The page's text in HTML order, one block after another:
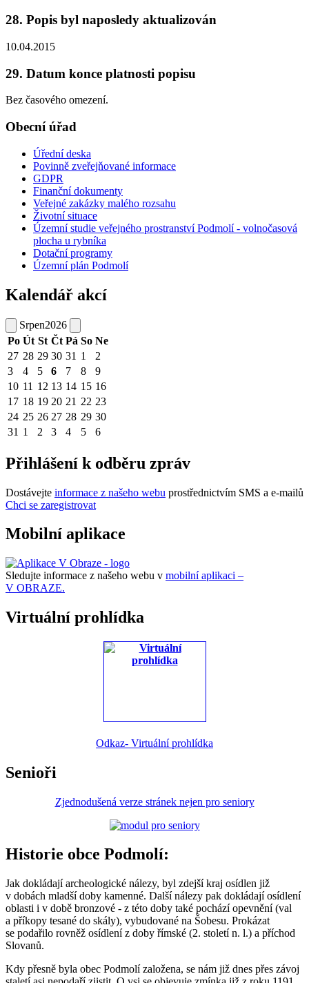
28. Popis byl naposledy aktualizován
10.04.2015
29. Datum konce platnosti popisu
Bez časového omezení.
Obecní úřad
Úřední deska
Povinně zveřejňované informace
GDPR
Finanční dokumenty
Veřejné zakázky malého rozsahu
Životní situace
Územní studie veřejného prostranství Podmolí - volnočasová
plocha u rybníka
Dotační programy
Územní plán Podmolí
Kalendář akcí
Srpen2026
Po Út St Čt Pá So Ne
27 28 29 30 31 1
2
3
4 5 6 7 8
9
10 11 12 13 14 15 16
17 18 19 20 21 22 23
24 25 26 27 28 29 30
31 1 2 3 4 5 6
Přihlášení k odběru zpráv
Dostávejte informace z našeho webu prostřednictvím SMS a e-mailů
Chci se zaregistrovat
Mobilní aplikace
Sledujte informace z našeho webu v mobilní aplikaci –
V OBRAZE.
Virtuální prohlídka
Odkaz- Virtuální prohlídka
Senioři
Zjednodušená verze stránek nejen pro seniory
Historie obce Podmolí:
Jak dokládají archeologické nálezy, byl zdejší kraj osídlen již
v dobách mladší doby kamenné. Další nálezy pak dokládají osídlení
oblasti i v době bronzové - z této doby také pochází opevnění (val
a příkopy tesané do skály), vybudované na Šobesu. Prokázat
se podařilo rovněž osídlení z doby římské (2. století n. l.) a příchod
Slovanů.
Kdy přesně byla obec Podmolí založena, se nám již dnes přes závoj